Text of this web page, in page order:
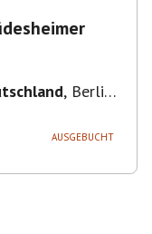
, Berlin-
AUSGEBUCHT